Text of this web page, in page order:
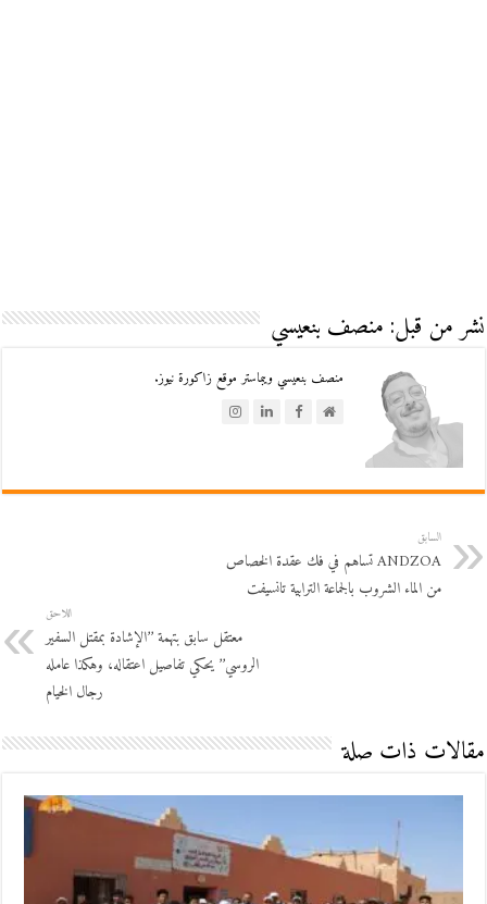
نشر من قبل: منصف بنعيسي
منصف بنعيسي ويبماستر موقع زاكورة نيوز.
السابق
ANDZOA تساهم في فك عقدة الخصاص
من الماء الشروب بالجماعة الترابية تانسيفت
اللاحق
معتقل سابق بتهمة ’’الإشادة بمقتل السفير
الروسي’’ يحكي تفاصيل اعتقاله، وهكذا عامله
رجال الخيام
مقالات ذات صلة